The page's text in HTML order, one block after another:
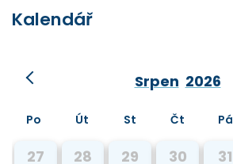
Kalendář
Srpen 2026
Po Út St Čt Pá
27 28 29 30 31